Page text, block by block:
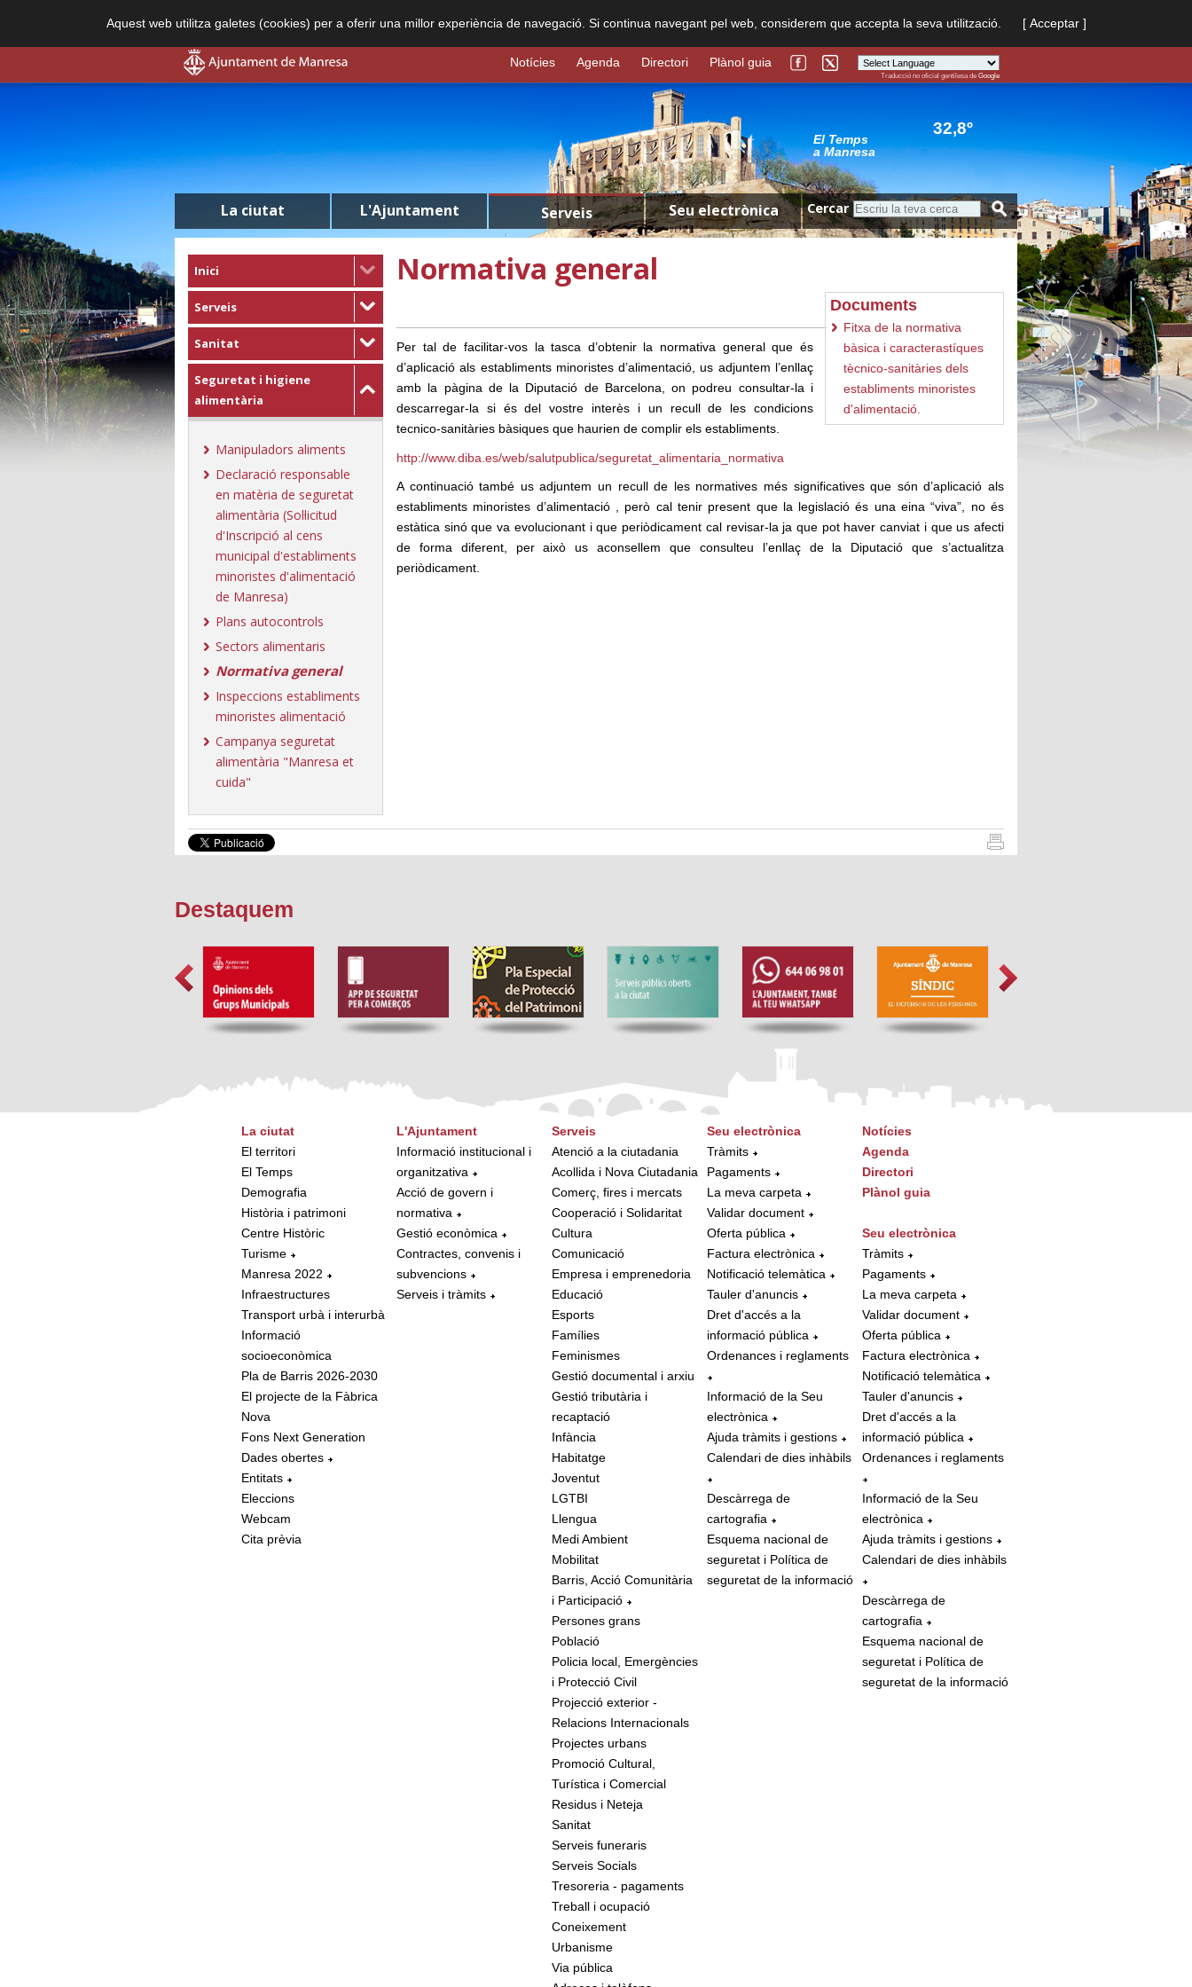
Aquest web utilitza galetes (cookies) per a oferir una millor experiència de navegació. Si continua navegant pel web, considerem que accepta la seva utilització. [ Acceptar ]
Powered by
Traducció no oficial gentilesa de Google
Notícies Agenda Directori Plànol guia
El Temps
a Manresa
32,8º
La ciutat L'Ajuntament Serveis Seu electrònica Cercar
Inici
Serveis
Sanitat
Seguretat i higiene
alimentària
Manipuladors aliments
Declaració responsable
en matèria de seguretat
alimentària (Sol·licitud
d'Inscripció al cens
municipal d'establiments
minoristes d'alimentació
de Manresa)
Plans autocontrols
Sectors alimentaris
Normativa general
Inspeccions establiments
minoristes alimentació
Campanya seguretat
alimentària "Manresa et
cuida"
Normativa general
Documents
Fitxa de la normativa
bàsica i caractera­stíques
tècnico-sanitàries dels
establiments minoristes
d'alimentació.
Per tal de facilitar-vos la tasca d’obtenir la normativa general que és
d’aplicació als establiments minoristes d’alimentació, us adjuntem l’enllaç
amb la pàgina de la Diputació de Barcelona, on podreu consultar-la i
descarregar-la si és del vostre interès i un recull de les condicions
tecnico-sanitàries bàsiques que haurien de complir els establiments.
http://www.diba.es/web/salutpublica/seguretat_alimentaria_normativa
A continuació també us adjuntem un recull de les normatives més significatives que són d’aplicació als
establiments minoristes d’alimentació , però cal tenir present que la legislació és una eina “viva”, no és
estàtica sinó que va evolucionant i que periòdicament cal revisar-la ja que pot haver canviat i que us afecti
de forma diferent, per això us aconsellem que consulteu l’enllaç de la Diputació que s’actualitza
periòdicament.
Destaquem
La ciutat
El territori
El Temps
Demografia
Història i patrimoni
Centre Històric
Turisme
Manresa 2022
Infraestructures
Transport urbà i interurbà
Informació
socioeconòmica
Pla de Barris 2026-2030
El projecte de la Fàbrica
Nova
Fons Next Generation
Dades obertes
Entitats
Eleccions
Webcam
Cita prèvia
L'Ajuntament
Informació institucional i
organitzativa
Acció de govern i
normativa
Gestió econòmica
Contractes, convenis i
subvencions
Serveis i tràmits
Serveis
Atenció a la ciutadania
Acollida i Nova Ciutadania
Comerç, fires i mercats
Cooperació i Solidaritat
Cultura
Comunicació
Empresa i emprenedoria
Educació
Esports
Famílies
Feminismes
Gestió documental i arxiu
Gestió tributària i
recaptació
Infància
Habitatge
Joventut
LGTBI
Llengua
Medi Ambient
Mobilitat
Barris, Acció Comunitària
i Participació
Persones grans
Població
Policia local, Emergències
i Protecció Civil
Projecció exterior -
Relacions Internacionals
Projectes urbans
Promoció Cultural,
Turística i Comercial
Residus i Neteja
Sanitat
Serveis funeraris
Serveis Socials
Tresoreria - pagaments
Treball i ocupació
Coneixement
Urbanisme
Via pública
Seu electrònica
Tràmits
Pagaments
La meva carpeta
Validar document
Oferta pública
Factura electrònica
Notificació telemàtica
Tauler d'anuncis
Dret d'accés a la
informació pública
Ordenances i reglaments
Informació de la Seu
electrònica
Ajuda tràmits i gestions
Calendari de dies inhàbils
Descàrrega de
cartografia
Esquema nacional de
seguretat i Política de
seguretat de la informació
Notícies
Agenda
Directori
Plànol guia
Seu electrònica
Tràmits
Pagaments
La meva carpeta
Validar document
Oferta pública
Factura electrònica
Notificació telemàtica
Tauler d'anuncis
Dret d'accés a la
informació pública
Ordenances i reglaments
Informació de la Seu
electrònica
Ajuda tràmits i gestions
Calendari de dies inhàbils
Descàrrega de
cartografia
Esquema nacional de
seguretat i Política de
seguretat de la informació